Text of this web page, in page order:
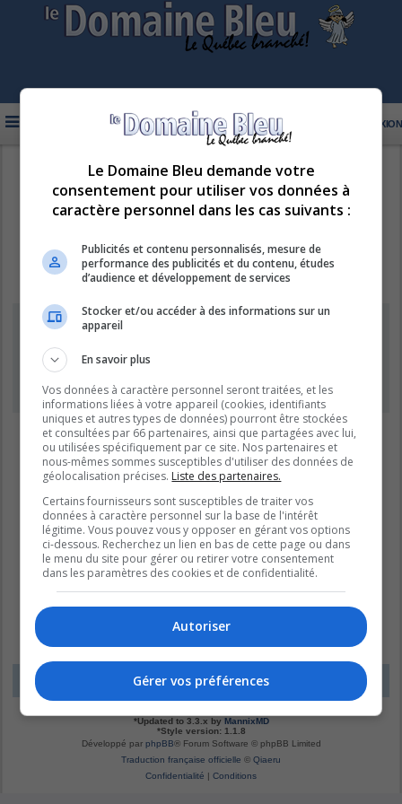
CONNEXION
INSCRIPTION
LE DOMAINE BLEU
Supprimer les cookies
Êtes-vous sûr de vouloir supprimer les cookies de ce forum ?
LE DOMAINE BLEU Fuseau horaire sur UTC-04:00
*Updated to 3.3.x by MannixMD
*Style version: 1.1.8
Développé par phpBB® Forum Software © phpBB Limited
Traduction française officielle © Qiaeru
Confidentialité | Conditions
Le Domaine Bleu demande votre
consentement pour utiliser vos données à
caractère personnel dans les cas suivants :
Publicités et contenu personnalisés, mesure de
performance des publicités et du contenu, études
d’audience et développement de services
Stocker et/ou accéder à des informations sur un
appareil
En savoir plus
Vos données à caractère personnel seront traitées, et les
informations liées à votre appareil (cookies, identifiants
uniques et autres types de données) pourront être stockées
et consultées par 66 partenaires, ainsi que partagées avec lui,
ou utilisées spécifiquement par ce site. Nos partenaires et
nous-mêmes sommes susceptibles d'utiliser des données de
géolocalisation précises. Liste des partenaires.
Certains fournisseurs sont susceptibles de traiter vos
données à caractère personnel sur la base de l'intérêt
légitime. Vous pouvez vous y opposer en gérant vos options
ci-dessous. Recherchez un lien en bas de cette page ou dans
le menu du site pour gérer ou retirer votre consentement
dans les paramètres des cookies et de confidentialité.
Autoriser
Gérer vos préférences